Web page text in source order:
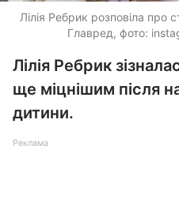
Лілія Ребрик розповіла про
Главред, фото:
Лілія Ребрик
ще міцнішим після
дитини.
Реклама